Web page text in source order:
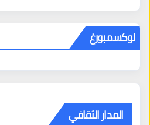
لوكسمبورغ
المدار الثقافي